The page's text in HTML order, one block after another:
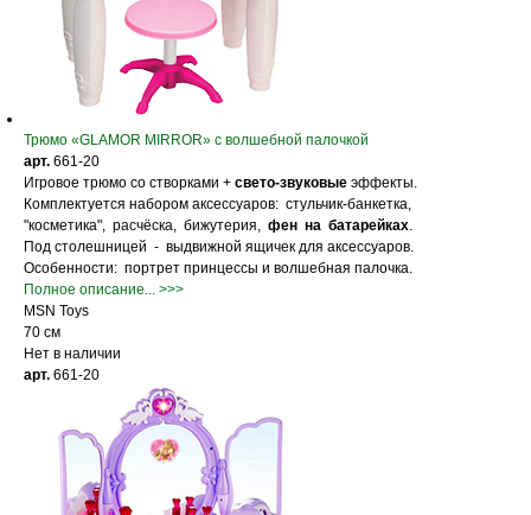
Трюмо «GLAMOR MIRROR» с волшебной палочкой
арт. 661-20
Игровое трюмо со створками + свето-звуковые эффекты.
Комплектуется набором аксессуаров: стульчик-банкетка,
"косметика", расчёска, бижутерия, фен на батарейках.
Под столешницей - выдвижной ящичек для аксессуаров.
Особенности: портрет принцессы и волшебная палочка.
Полное описание... >>>
MSN Toys
70 см
Нет в наличии
арт. 661-20